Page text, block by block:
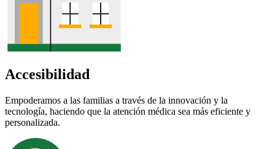
Accesibilidad
Empoderamos a las familias a través de la innovación y la
tecnología, haciendo que la atención médica sea más eficiente y
personalizada.